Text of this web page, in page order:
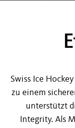
Swiss Ice
zu einem
unterstützt
Integrity. Als